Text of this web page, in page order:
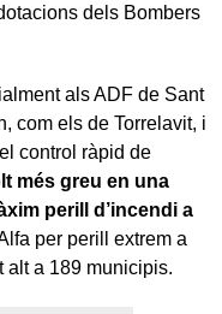
dels Bombers
als ADF de Sant
com els de Torrelavit, i
control ràpid de
més greu en una
perill d’incendi a
per perill extrem a
alt a 189 municipis.